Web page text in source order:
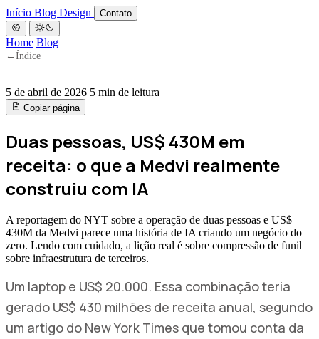
Início Blog Design Contato
Home Blog
← Índice
5 de abril de 2026 5 min de leitura
Copiar página
Duas pessoas, US$ 430M em
receita: o que a Medvi realmente
construiu com IA
A reportagem do NYT sobre a operação de duas pessoas e US$
430M da Medvi parece uma história de IA criando um negócio do
zero. Lendo com cuidado, a lição real é sobre compressão de funil
sobre infraestrutura de terceiros.
Um laptop e US$ 20.000. Essa combinação teria
gerado US$ 430 milhões de receita anual, segundo
um artigo do New York Times que tomou conta da